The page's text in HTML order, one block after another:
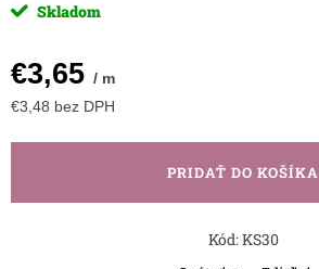
Skladom
€3,65 / m
€3,48 bez DPH
PRIDAŤ DO KOŠÍKA
Kód:KS30